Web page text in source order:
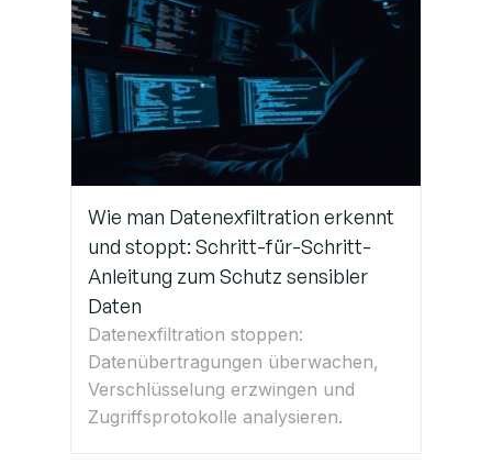
Wie man Datenexfiltration erkennt
und stoppt: Schritt-für-Schritt-
Anleitung zum Schutz sensibler
Daten
Datenexfiltration stoppen:
Datenübertragungen überwachen,
Verschlüsselung erzwingen und
Zugriffsprotokolle analysieren.